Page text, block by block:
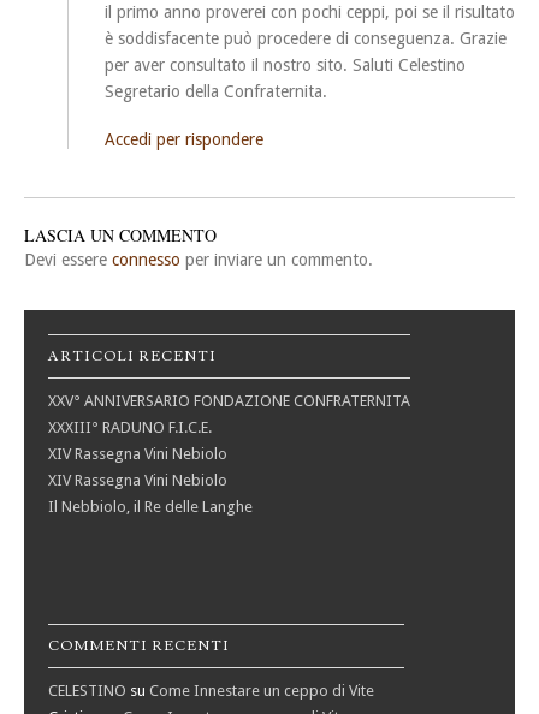
il primo anno proverei con pochi ceppi, poi se il risultato
è soddisfacente può procedere di conseguenza. Grazie
per aver consultato il nostro sito. Saluti Celestino
Segretario della Confraternita.
Accedi per rispondere
LASCIA UN COMMENTO
Devi essere connesso per inviare un commento.
ARTICOLI RECENTI
XXV° ANNIVERSARIO FONDAZIONE CONFRATERNITA
XXXIII° RADUNO F.I.C.E.
XIV Rassegna Vini Nebiolo
XIV Rassegna Vini Nebiolo
Il Nebbiolo, il Re delle Langhe
COMMENTI RECENTI
CELESTINO su Come Innestare un ceppo di Vite